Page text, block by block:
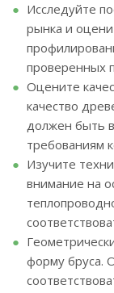
Исследуйте
рынка и
проверенных
Оцените
качество
должен быть
требованиям
Изучите
внимание на
форму бруса.